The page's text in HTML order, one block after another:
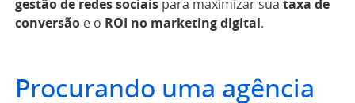
gestão de redes sociais para maximizar sua taxa de
conversão e o ROI no marketing digital .
Procurando uma agência